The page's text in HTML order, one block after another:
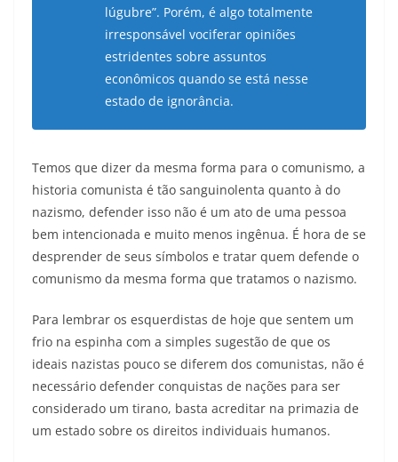
lúgubre”. Porém, é algo totalmente
irresponsável vociferar opiniões
estridentes sobre assuntos
econômicos quando se está nesse
estado de ignorância.
Temos que dizer da mesma forma para o comunismo, a
historia comunista é tão sanguinolenta quanto à do
nazismo, defender isso não é um ato de uma pessoa
bem intencionada e muito menos ingênua. É hora de se
desprender de seus símbolos e tratar quem defende o
comunismo da mesma forma que tratamos o nazismo.
Para lembrar os esquerdistas de hoje que sentem um
frio na espinha com a simples sugestão de que os
ideais nazistas pouco se diferem dos comunistas, não é
necessário defender conquistas de nações para ser
considerado um tirano, basta acreditar na primazia de
um estado sobre os direitos individuais humanos.